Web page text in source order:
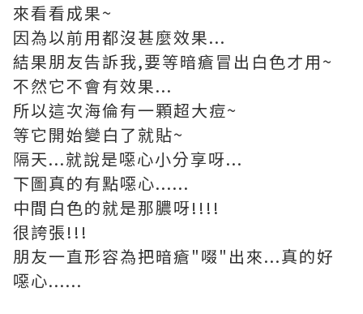
來看看成果~
因為以前用都沒甚麼效果...
結果朋友告訴我,要等暗瘡冒出白色才用~
不然它不會有效果...
所以這次海倫有一顆超大痘~
等它開始變白了就貼~
隔天...就說是噁心小分享呀...
下圖真的有點噁心......
中間白色的就是那膿呀!!!!
很誇張!!!
朋友一直形容為把暗瘡"啜"出來...真的好
噁心......